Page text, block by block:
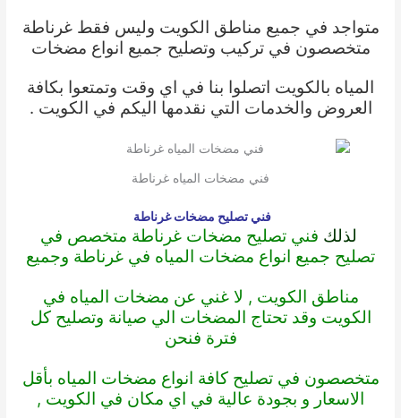
متواجد في جميع مناطق الكويت وليس فقط غرناطة
متخصصون في تركيب وتصليح جميع انواع مضخات
المياه بالكويت اتصلوا بنا في اي وقت وتمتعوا بكافة
العروض والخدمات التي نقدمها اليكم في الكويت .
فني مضخات المياه غرناطة
فني تصليح مضخات غرناطة
لذلك فني تصليح مضخات غرناطة متخصص في
تصليح جميع انواع مضخات المياه في غرناطة وجميع
مناطق الكويت , لا غني عن مضخات المياه في
الكويت وقد تحتاج المضخات الي صيانة وتصليح كل
فترة فنحن
متخصصون في تصليح كافة انواع مضخات المياه بأقل
الاسعار و بجودة عالية في اي مكان في الكويت ,